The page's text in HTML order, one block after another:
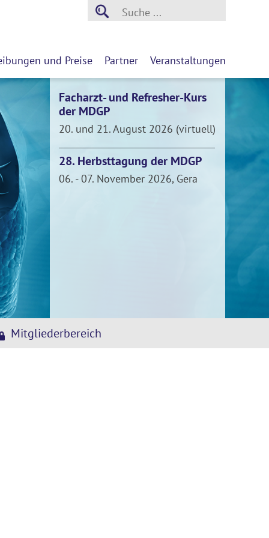
und Preise Partner Veranstaltungen
Facharzt- und Refresher-Kurs
der MDGP
20. und 21. August 2026 (virtuell)
28. Herbsttagung der MDGP
06. - 07. November 2026, Gera
Mitgliederbereich